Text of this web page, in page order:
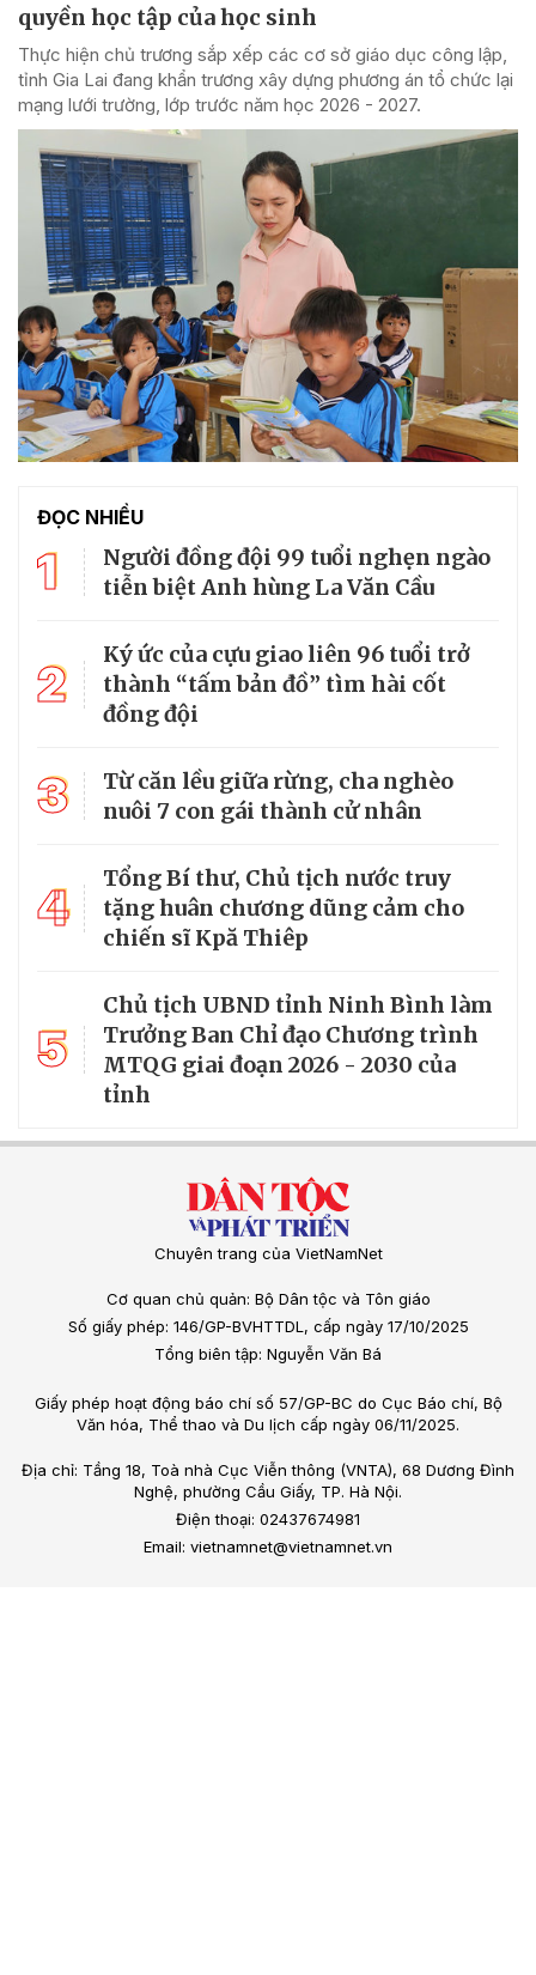
quyền học tập của học sinh
Thực hiện chủ trương sắp xếp các cơ sở giáo dục công lập,
tỉnh Gia Lai đang khẩn trương xây dựng phương án tổ chức lại
mạng lưới trường, lớp trước năm học 2026 - 2027.
ĐỌC NHIỀU
1
Người đồng đội 99 tuổi nghẹn ngào
tiễn biệt Anh hùng La Văn Cầu
2
Ký ức của cựu giao liên 96 tuổi trở
thành “tấm bản đồ” tìm hài cốt
đồng đội
3
Từ căn lều giữa rừng, cha nghèo
nuôi 7 con gái thành cử nhân
4
Tổng Bí thư, Chủ tịch nước truy
tặng huân chương dũng cảm cho
chiến sĩ Kpă Thiêp
5
Chủ tịch UBND tỉnh Ninh Bình làm
Trưởng Ban Chỉ đạo Chương trình
MTQG giai đoạn 2026 - 2030 của
tỉnh
Chuyên trang của VietNamNet
Cơ quan chủ quản: Bộ Dân tộc và Tôn giáo
Số giấy phép: 146/GP-BVHTTDL, cấp ngày 17/10/2025
Tổng biên tập: Nguyễn Văn Bá
Giấy phép hoạt động báo chí số 57/GP-BC do Cục Báo chí, Bộ
Văn hóa, Thể thao và Du lịch cấp ngày 06/11/2025.
Địa chỉ: Tầng 18, Toà nhà Cục Viễn thông (VNTA), 68 Dương Đình
Nghệ, phường Cầu Giấy, TP. Hà Nội.
Điện thoại: 02437674981
Email: vietnamnet@vietnamnet.vn